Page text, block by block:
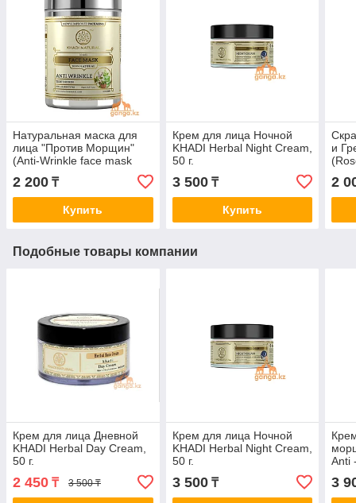
Натуральная маска для
лица "Против Морщин"
(Anti-Wrinkle face mask
KHADI), 50 г.
2 200 ₸
Купить
Крем для лица Ночной
KHADI Herbal Night Cream,
50 г.
3 500₸
Купить
и
2
Подобные товары компании
Крем для лица Дневной
KHADI Herbal Day Cream,
50 г.
2 450 ₸ 3 500 ₸
Крем для лица Ночной
KHADI Herbal Night Cream,
50 г.
3 500₸
Anti
3